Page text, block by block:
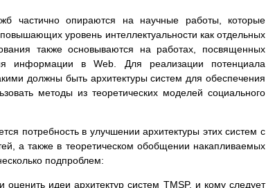
частично опираются на научные работы, которые
уровень интеллектуальности как отдельных
также основываются на работах, посвященных
информации в Web. Для реализации потенциала
должны быть архитектуры систем для обеспечения
методы из теоретических моделей социального
потребность в улучшении архитектуры этих систем с
а также в теоретическом обобщении накапливаемых
подпроблем:
оценить идеи архитектур систем TMSP, и кому следует